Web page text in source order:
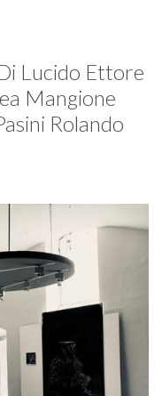
Lucido Ettore
Mangione
Rolando